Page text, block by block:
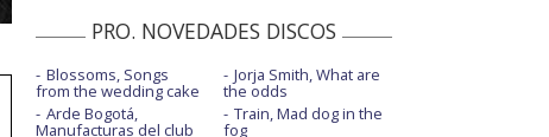
PRO. NOVEDADES DISCOS
Blossoms, Songs
from the wedding cake
Arde Bogotá,
Manufacturas del club
Jorja Smith, What are
the odds
Train, Mad dog in the
fog